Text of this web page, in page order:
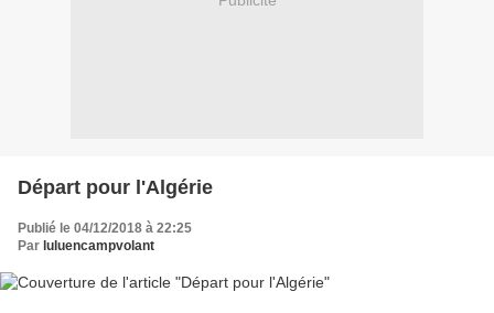
Départ pour l'Algérie
Publié le 04/12/2018 à 22:25
Par luluencampvolant